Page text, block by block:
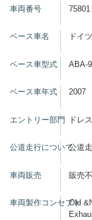
車両番号 75801
ベース車名 ドイ
ベース車型式 ABA-
ベース車年式 2007
エントリー部門 ドレ
公道走行について公道
車両販売 販売
車両製作コンセプト
Old